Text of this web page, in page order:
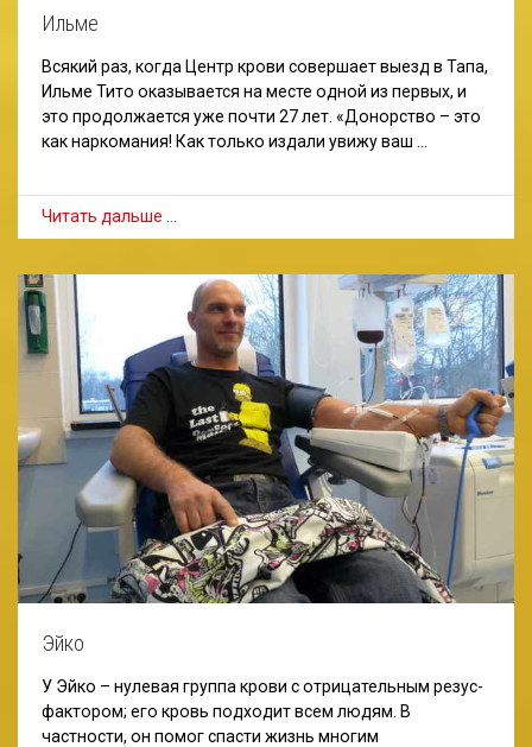
Ильме
Всякий раз, когда Центр крови совершает выезд в Тапа,
Ильме Тито оказывается на месте одной из первых, и
это продолжается уже почти 27 лет. «Донорство – это
как наркомания! Как только издали увижу ваш …
Читать дальше …
Эйко
У Эйко – нулевая группа крови с отрицательным резус-
фактором; его кровь подходит всем людям. В
частности, он помог спасти жизнь многим